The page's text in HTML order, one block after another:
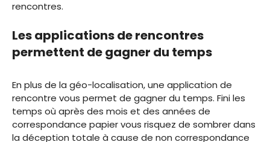
rencontres.
Les applications de rencontres
permettent de gagner du temps
En plus de la géo-localisation, une application de
rencontre vous permet de gagner du temps. Fini les
temps où après des mois et des années de
correspondance papier vous risquez de sombrer dans
la déception totale à cause de non correspondance